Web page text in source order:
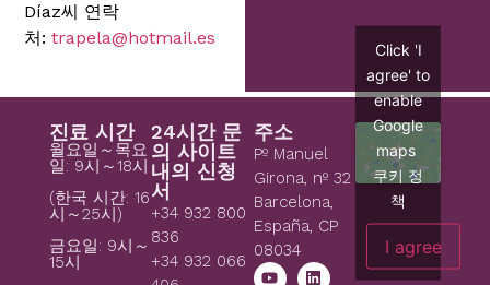
Díaz씨 연락
처: trapela@hotmail.es
진료 시간
월요일～목요
일: 9시～18시
(한국 시간: 16
시～25시)
금요일: 9시～
15시
24시간 문
의 사이트
내의 신청
서
+34 932 800
836
+34 932 066
주소
Pº Manuel
Girona, nº 32
Barcelona,
España, CP
08034
Click 'I
agree' to
enable
Google
maps
쿠키 정
책
I agree